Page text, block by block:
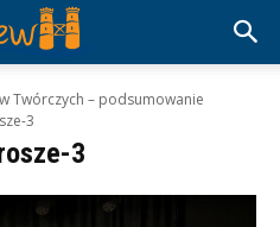
Twórczych – podsumowanie
3
3